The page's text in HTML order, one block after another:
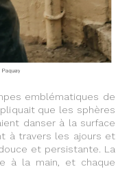
emblématiques de
que les sphères
danser à la surface
à travers les ajours et
et persistante. La
à la main, et chaque